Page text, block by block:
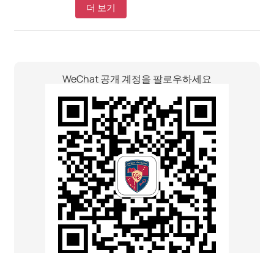
더 보기
WeChat 공개 계정을 팔로우하세요